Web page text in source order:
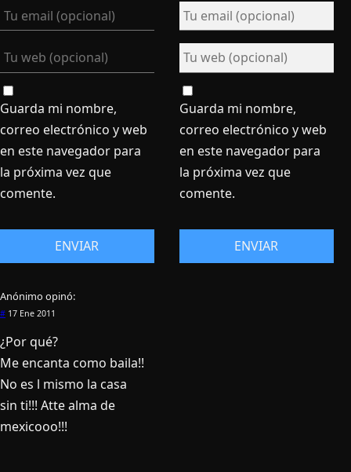
Guarda mi nombre,
correo electrónico y web
en este navegador para
la próxima vez que
comente.
Anónimo opinó:
# 17 Ene 2011
¿Por qué?
Me encanta como baila!!
No es l mismo la casa
sin ti!!! Atte alma de
mexicooo!!!
Guarda mi nombre,
correo electrónico y web
en este navegador para
la próxima vez que
comente.